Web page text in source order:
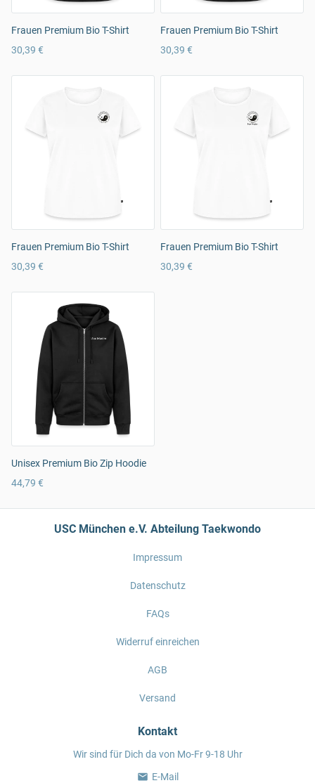
Frauen Premium Bio T-Shirt
30,39 €
Frauen Premium Bio T-Shirt
30,39 €
Frauen Premium Bio T-Shirt
30,39 €
Frauen Premium Bio T-Shirt
30,39 €
Unisex Premium Bio Zip Hoodie
44,79 €
USC München e.V. Abteilung Taekwondo
Impressum
Datenschutz
FAQs
Widerruf einreichen
AGB
Versand
Kontakt
Wir sind für Dich da von Mo-Fr 9-18 Uhr
E-Mail